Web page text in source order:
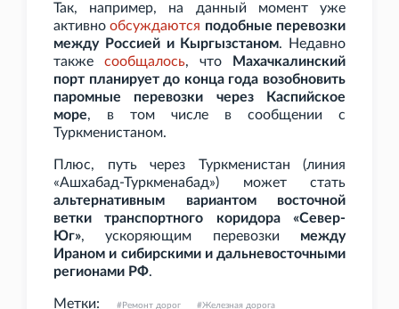
Так, например, на данный момент уже
активнообсуждаются подобные перевозки
между Россией и Кыргызстаном. Недавно
также сообщалось, что
Махачкалинский
порт планирует до конца года возобновить
паромные перевозки через Каспийское
море, в том числе в сообщении с
Туркменистаном.
Плюс, путь через Туркменистан (линия
«Ашхабад-Туркменабад») может стать
альтернативным вариантом восточной
ветки транспортного коридора «Север-
Юг», ускоряющим перевозки между
Ираном и сибирскими и дальневосточными
регионами РФ.
Метки: Ремонт дорог Железная дорога